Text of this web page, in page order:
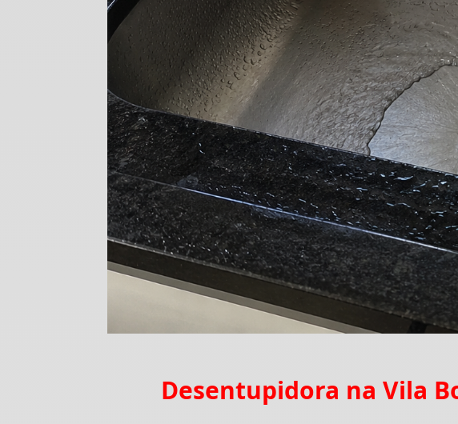
Desentupidora na Vila